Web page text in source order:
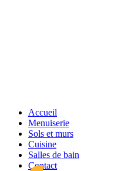
Accueil
Menuiserie
Sols et murs
Cuisine
Salles de bain
Contact